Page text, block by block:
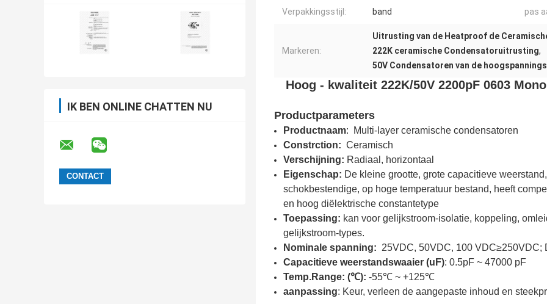
IK BEN ONLINE CHATTEN NU
Verpakkingsstijl: band pas
Markeren:
Uitrusting van de Heatproof de
222K ceramische Condensatoruitrusting,
50V Condensatoren van de
Hoog - kwaliteit 222K/50V 2200pF 0603
Productparameters
Productnaam: Multi-layer ceramische condensatoren
Constrction: Ceramisch
Verschijning: Radiaal, horizontaal
Eigenschap: De kleine grootte, grote capacitieve
schokbestendige, op hoge temperatuur bestand, heeft
en hoog diëlektrische constantetype
Toepassing: kan voor gelijkstroom-isolatie, koppeling,
gelijkstroom-types.
Nominale spanning: 25VDC, 50VDC, 100 VDC≥250VDC;
Capacitieve weerstandswaaier (uF): 0.5pF ~ 47000 pF
Temp.Range: (℃): -55℃ ~ +125℃
aanpassing: Keur, verleen de aangepaste inhoud en